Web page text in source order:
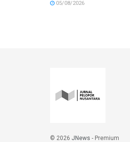
05/08/2026
© 2026 JNews - Premium